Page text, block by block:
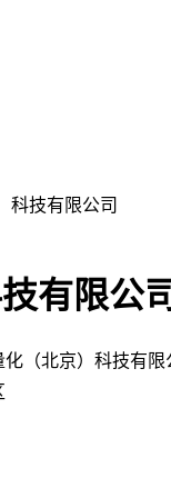
科技有限公司
有限公
化（北京）科技有限